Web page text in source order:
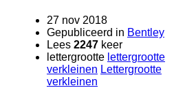
27 nov 2018
Gepubliceerd in Bentley
Lees 2247 keer
lettergrootte lettergrootte
verkleinen Lettergrootte
verkleinen